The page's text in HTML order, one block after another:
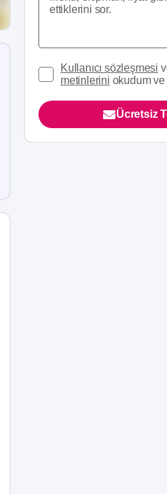
Kullanıcı sözleşmesi
metinlerini okudum
Ücretsiz